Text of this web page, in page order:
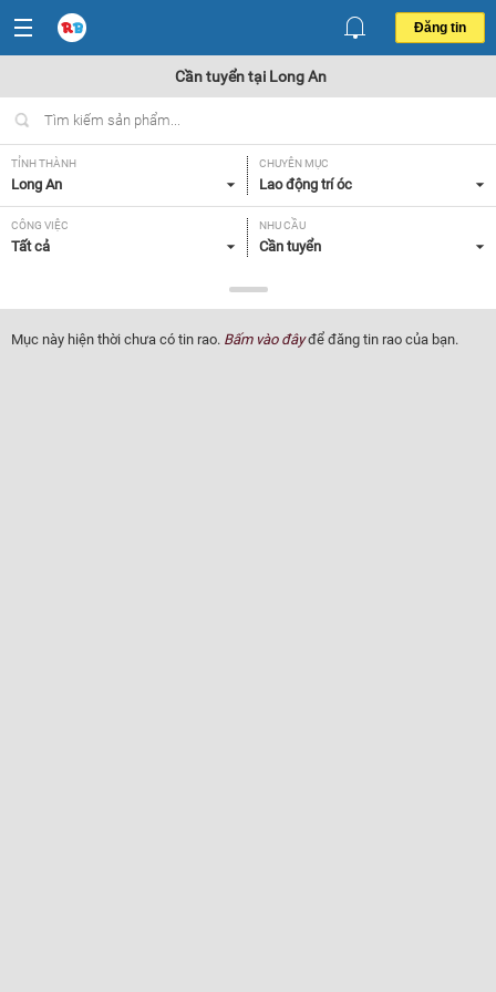
Đăng tin
Cần tuyển tại Long An
TỈNH THÀNH
Long An
CHUYÊN MỤC
Lao động trí óc
CÔNG VIỆC
Tất cả
NHU CẦU
Cần tuyển
Tất cả
Mục này hiện thời chưa có tin rao. Bấm vào đâyđể đăng tin rao của bạn.